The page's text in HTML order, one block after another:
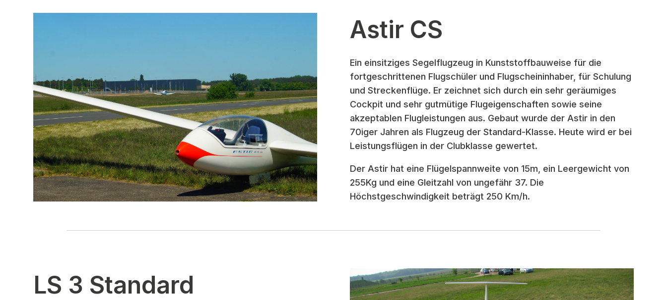
Astir CS
Ein einsitziges Segelflugzeug in Kunststoffbauweise für die
fortgeschrittenen Flugschüler und Flugscheininhaber, für Schulung
und Streckenflüge. Er zeichnet sich durch ein sehr geräumiges
Cockpit und sehr gutmütige Flugeigenschaften sowie seine
akzeptablen Flugleistungen aus. Gebaut wurde der Astir in den
70iger Jahren als Flugzeug der Standard-Klasse. Heute wird er bei
Leistungsflügen in der Clubklasse gewertet.
Der Astir hat eine Flügelspannweite von 15m, ein Leergewicht von
255Kg und eine Gleitzahl von ungefähr 37. Die
Höchstgeschwindigkeit beträgt 250 Km/h.
LS 3 Standard